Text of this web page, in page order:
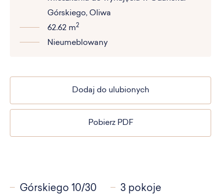
Górskiego, Oliwa
62.62 m2
Nieumeblowany
Dodaj do ulubionych
Pobierz PDF
Górskiego 10/30
3 pokoje